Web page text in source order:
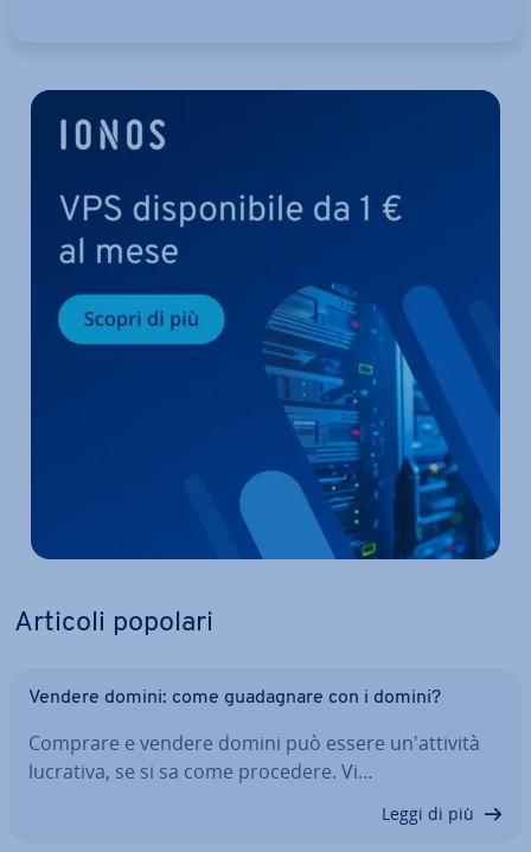
Articoli popolari
Vendere domini: come gua­da­gna­re con i domini?
Comprare e vendere domini può essere un'at­ti­vi­tà
lucrativa, se si sa come procedere. Vi…
Leggi di più